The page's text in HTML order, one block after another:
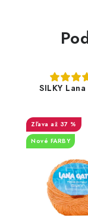
SILKY
až 37 %
Nové FARBY